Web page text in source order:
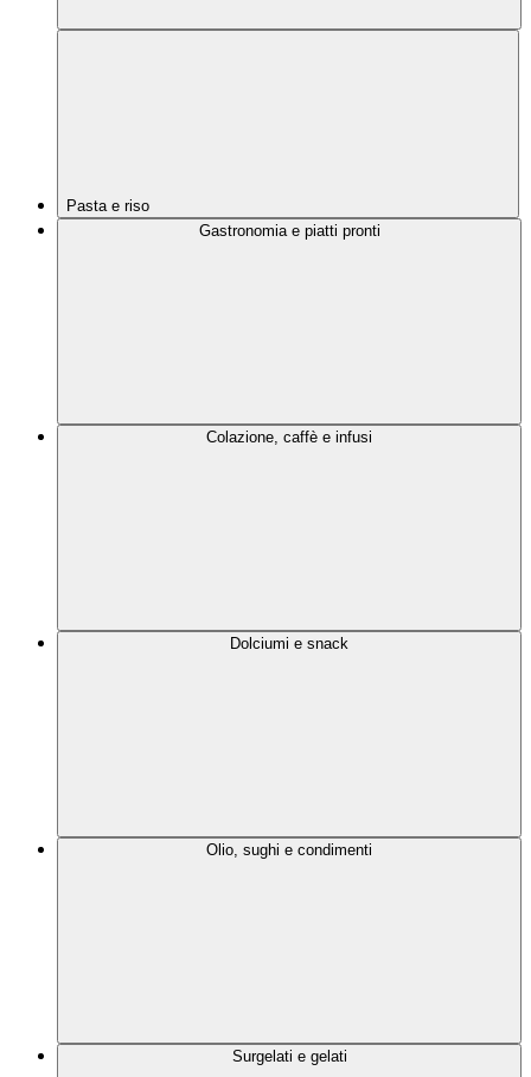
Pasta e riso
Gastronomia e piatti pronti
Colazione, caffè e infusi
Dolciumi e snack
Olio, sughi e condimenti
Surgelati e gelati